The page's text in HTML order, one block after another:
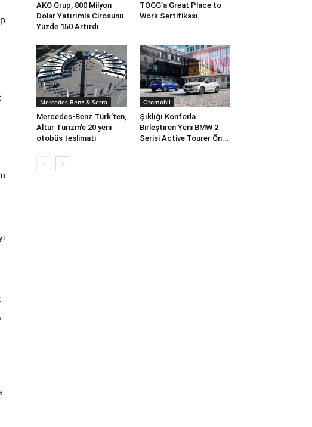
AKO Grup, 800 Milyon
Dolar Yatırımla Cirosunu
Yüzde 150 Artırdı
TOGG’a Great Place to
Work Sertifikası
Mercedes-Benz & Setra
Mercedes-Benz Türk’ten,
Altur Turizm’e 20 yeni
otobüs teslimatı
Otomobil
Şıklığı Konforla
Birleştiren Yeni BMW 2
Serisi Active Tourer Ön...